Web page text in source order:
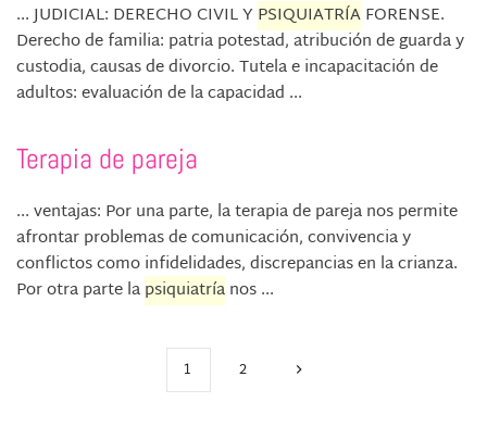
... JUDICIAL: DERECHO CIVIL Y PSIQUIATRÍAFORENSE.
Derecho de familia: patria potestad, atribución de guarda y
custodia, causas de divorcio. Tutela e incapacitación de
adultos: evaluación de la capacidad ...
Terapia de pareja
... ventajas: Por una parte, la terapia de pareja nos permite
afrontar problemas de comunicación, convivencia y
conflictos como infidelidades, discrepancias en la crianza.
Por otra parte lapsiquiatríanos ...
1 2